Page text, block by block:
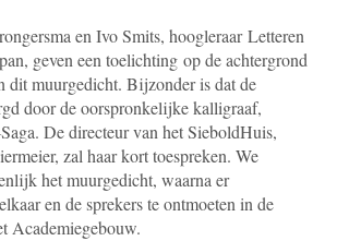
en Ivo Smits, hoogleraar Letteren
geven een toelichting op de achtergrond
dit muurgedicht. Bijzonder is dat de
door de oorspronkelijke kalligraaf,
De directeur van het SieboldHuis,
zal haar kort toespreken. We
het muurgedicht, waarna er
en de sprekers te ontmoeten in de
Academiegebouw.